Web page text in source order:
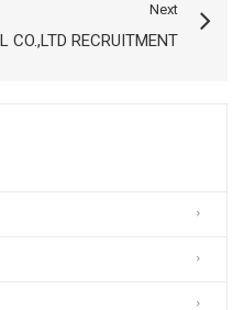
Next
CO.,LTD RECRUITMENT